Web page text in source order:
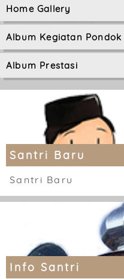
Home Gallery
Album Kegiatan Pondok
Album Prestasi
Santri Baru
Santri Baru
Info Santri